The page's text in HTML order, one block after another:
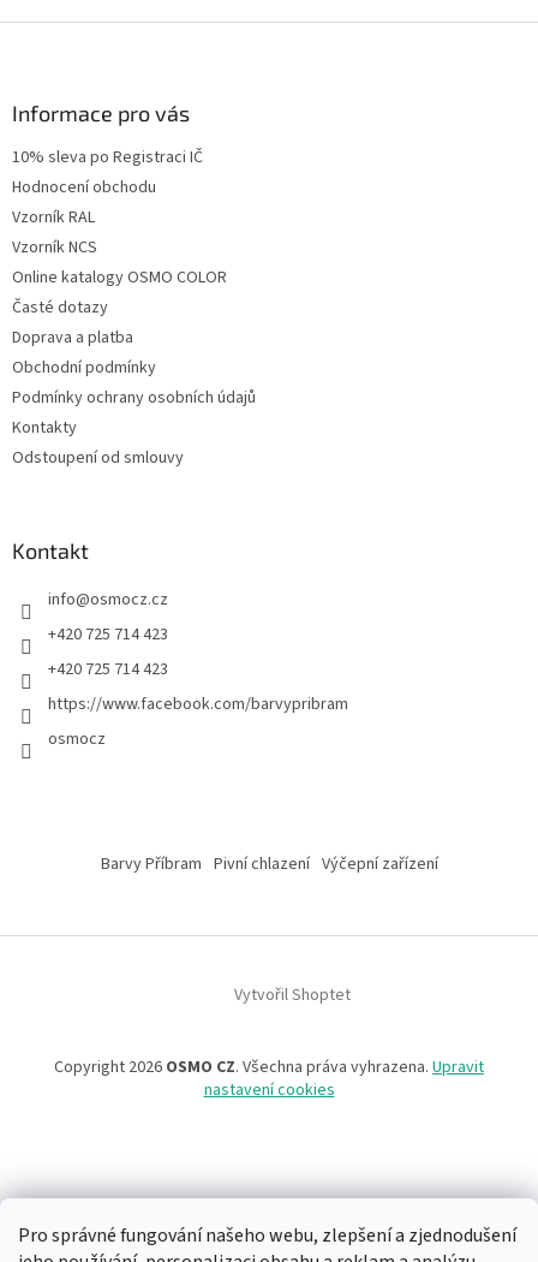
Pro správné fungování našeho webu, zlepšení a zjednodušení
Informace pro vás
10% sleva po Registraci IČ
Hodnocení obchodu
Vzorník RAL
Vzorník NCS
Online katalogy OSMO COLOR
Časté dotazy
Doprava a platba
Obchodní podmínky
Podmínky ochrany osobních údajů
Kontakty
Odstoupení od smlouvy
Kontakt
info@osmocz.cz
+420 725 714 423
+420 725 714 423
https://www.facebook.com/barvypribram
osmocz
Barvy Příbram Pivní chlazení Výčepní zařízení
Vytvořil Shoptet
Copyright 2026 OSMO CZ. Všechna práva vyhrazena. Upravit
nastavení cookies